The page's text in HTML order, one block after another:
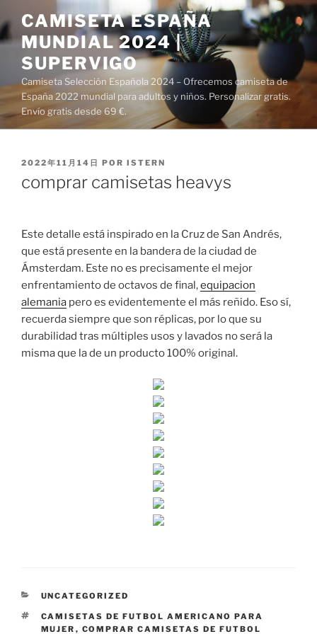
al
contenido
CAMISETA ESPAÑA
MUNDIAL 2024 |
SUPERVIGO
Camiseta Selección Española 2024 – Ofrecemos camiseta de
España 2022 mundial para adultos y niños. Personalizar gratis.
Envío gratis desde 69 €.
PUBLICADO
2022年11月14日 POR ISTERN
comprar camisetas heavys
Este detalle está inspirado en la Cruz de San Andrés,
que está presente en la bandera de la ciudad de
Ámsterdam. Este no es precisamente el mejor
enfrentamiento de octavos de final,equipacion
alemania pero es evidentemente el más reñido. Eso sí,
recuerda siempre que son réplicas, por lo que su
durabilidad tras múltiples usos y lavados no será la
misma que la de un producto 100% original.
CATEGORÍAS
UNCATEGORIZED
ETIQUETAS
CAMISETAS DE FUTBOL AMERICANO PARA
MUJER , COMPRAR CAMISETAS DE FUTBOL